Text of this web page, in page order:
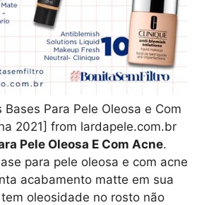
Bases Para Pele Oleosa e Com
2021] from lardapele.com.br
Pele Oleosa E Com Acne.
para pele oleosa e com acne
acabamento matte em sua
oleosidade no rosto não